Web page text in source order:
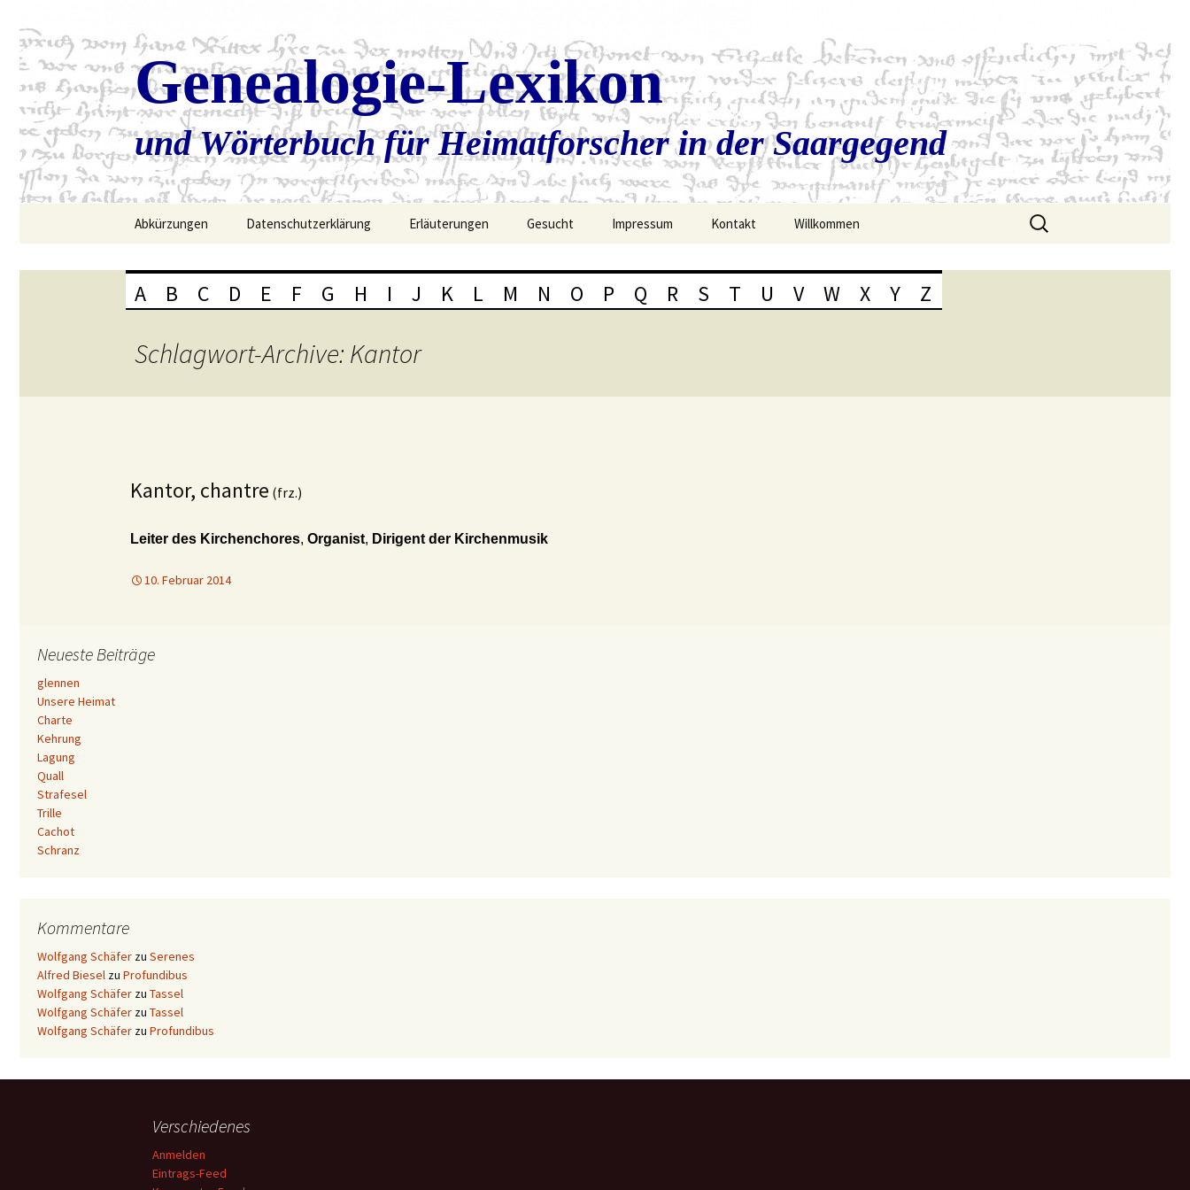
Genealogie-Lexikon
und Wörterbuch für Heimatforscher in der Saargegend
Abkürzungen Datenschutzerklärung Erläuterungen Gesucht Impressum Kontakt Willkommen
Suchen
nach:
A B C D E F G H I J K L M N O P Q R S T U V W X Y Z
Schlagwort-Archive: Kantor
Kantor, chantre (frz.)
Leiter des Kirchenchores, Organist, Dirigent der Kirchenmusik
10. Februar 2014
Neueste Beiträge
glennen
Unsere Heimat
Charte
Kehrung
Lagung
Quall
Strafesel
Trille
Cachot
Schranz
Kommentare
Wolfgang Schäfer zu Serenes
Alfred Biesel zu Profundibus
Wolfgang Schäfer zu Tassel
Wolfgang Schäfer zu Tassel
Wolfgang Schäfer zu Profundibus
Verschiedenes
Anmelden
Eintrags-Feed